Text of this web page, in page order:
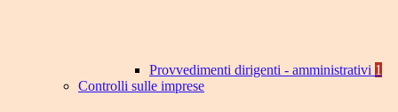
Provvedimenti dirigenti - amministrativi 1
Controlli sulle imprese